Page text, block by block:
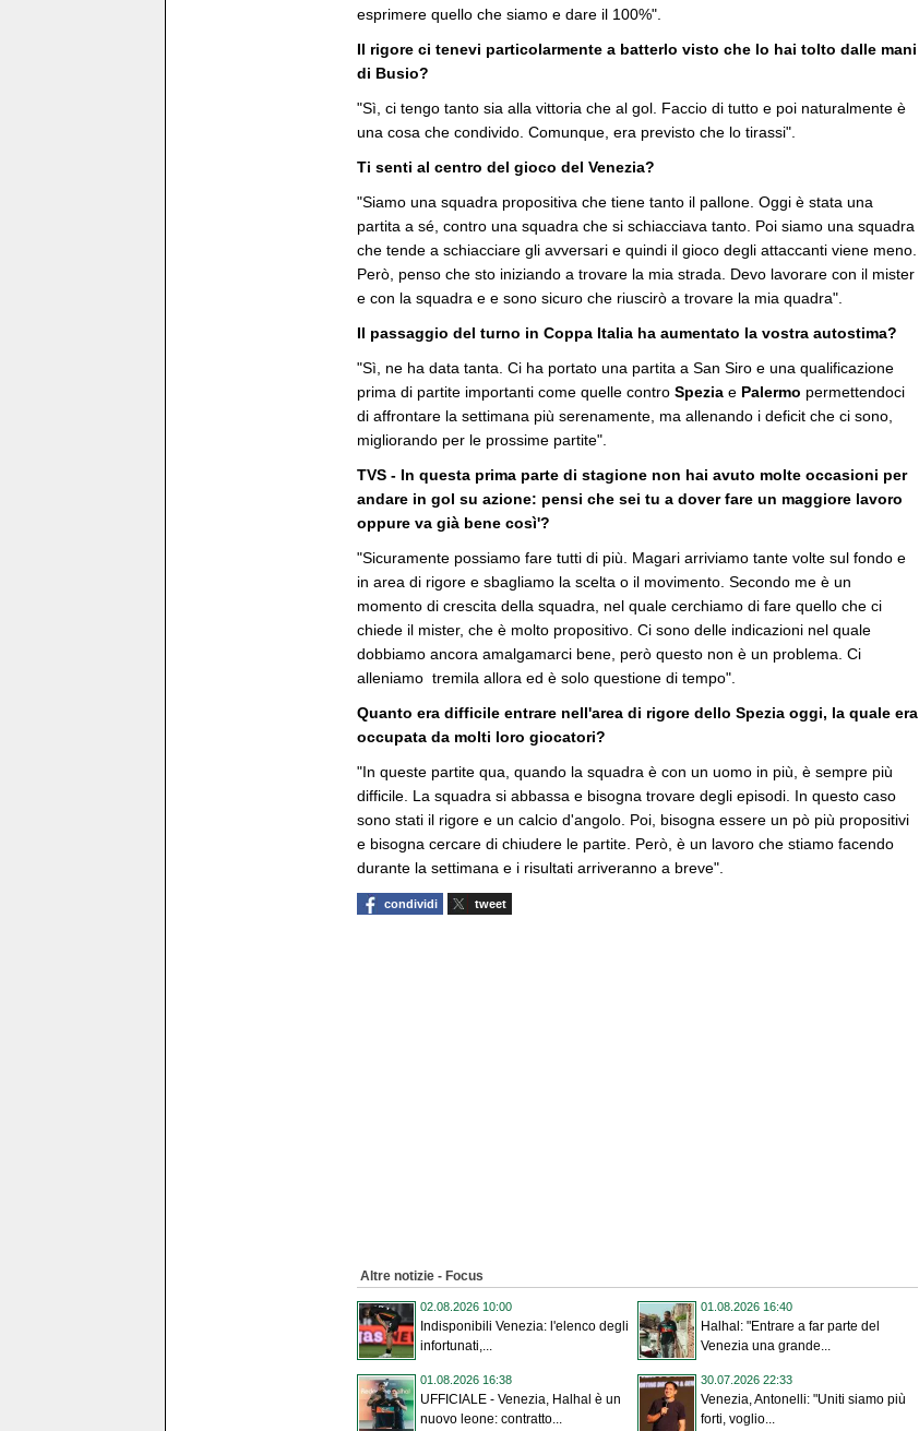
esprimere quello che siamo e dare il 100%".
Il rigore ci tenevi particolarmente a batterlo visto che lo hai tolto dalle mani
di Busio?
"Sì, ci tengo tanto sia alla vittoria che al gol. Faccio di tutto e poi naturalmente è
una cosa che condivido. Comunque, era previsto che lo tirassi".
Ti senti al centro del gioco del Venezia?
"Siamo una squadra propositiva che tiene tanto il pallone. Oggi è stata una
partita a sé, contro una squadra che si schiacciava tanto. Poi siamo una squadra
che tende a schiacciare gli avversari e quindi il gioco degli attaccanti viene meno.
Però, penso che sto iniziando a trovare la mia strada. Devo lavorare con il mister
e con la squadra e e sono sicuro che riuscirò a trovare la mia quadra".
Il passaggio del turno in Coppa Italia ha aumentato la vostra autostima?
"Sì, ne ha data tanta. Ci ha portato una partita a San Siro e una qualificazione
prima di partite importanti come quelle contro Spezia e Palermo permettendoci
di affrontare la settimana più serenamente, ma allenando i deficit che ci sono,
migliorando per le prossime partite".
TVS - In questa prima parte di stagione non hai avuto molte occasioni per
andare in gol su azione: pensi che sei tu a dover fare un maggiore lavoro
oppure va già bene così'?
"Sicuramente possiamo fare tutti di più. Magari arriviamo tante volte sul fondo e
in area di rigore e sbagliamo la scelta o il movimento. Secondo me è un
momento di crescita della squadra, nel quale cerchiamo di fare quello che ci
chiede il mister, che è molto propositivo. Ci sono delle indicazioni nel quale
dobbiamo ancora amalgamarci bene, però questo non è un problema. Ci
alleniamo tremila allora ed è solo questione di tempo".
Quanto era difficile entrare nell'area di rigore dello Spezia oggi, la quale era
occupata da molti loro giocatori?
"In queste partite qua, quando la squadra è con un uomo in più, è sempre più
difficile. La squadra si abbassa e bisogna trovare degli episodi. In questo caso
sono stati il rigore e un calcio d'angolo. Poi, bisogna essere un pò più propositivi
e bisogna cercare di chiudere le partite. Però, è un lavoro che stiamo facendo
durante la settimana e i risultati arriveranno a breve".
condividi tweet
Altre notizie - Focus
02.08.2026 10:00
Indisponibili Venezia: l'elenco degli
infortunati,...
01.08.2026 16:40
Halhal: "Entrare a far parte del
Venezia una grande...
01.08.2026 16:38
UFFICIALE - Venezia, Halhal è un
nuovo leone: contratto...
30.07.2026 22:33
Venezia, Antonelli: "Uniti siamo più
forti, voglio...